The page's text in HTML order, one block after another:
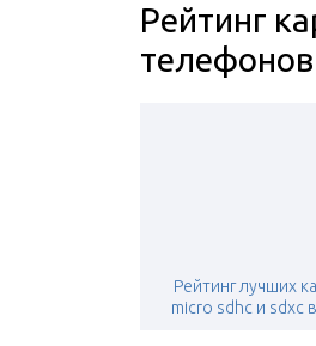
Рейтинг
телефонов
Рейтинг лучших
micro sdhc и sdxc